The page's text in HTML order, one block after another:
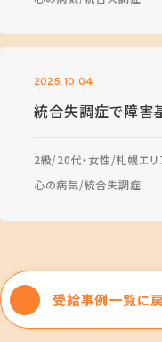
2025.10.04
統合失調症で障害
2級 20代・女性 札幌エリ
心の病気 統合失調症
受給事例一覧に